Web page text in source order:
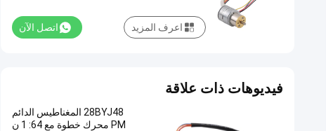
اتصل الآن اعرف المزيد
فيديوهات ذات علاقة
28BYJ48 المغناطيس الدائم
PM محرك خطوة مع 64: 1 ن